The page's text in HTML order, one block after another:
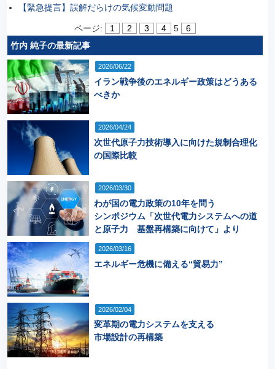
【緊急提言】誤解だらけの気候変動問題
ページ: 1 2 3 4 5
6
竹内 純子の最新記事
2026/06/22
イラン戦争後のエネルギー政策はどうある
べきか
2026/04/24
次世代原子力技術導入に向けた規制合理化
の国際比較
2026/03/30
わが国の電力政策の10年を問う
シンポジウム「次世代電力システムへの道
と原子力 基盤再構築に向けて」より
2026/03/16
エネルギー危機に備える“貿易力”
2026/02/04
変革期の電力システムを支える
市場設計の再構築